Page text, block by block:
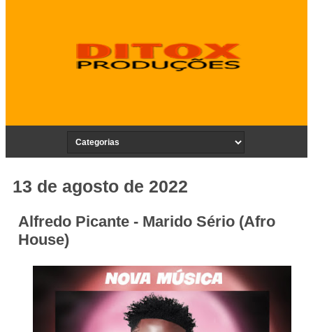
13 de agosto de 2022
Alfredo Picante - Marido Sério (Afro
House)